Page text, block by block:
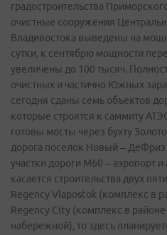
градостроительства
очистные сооружения
Владивостока выведены на
сутки, к сентябрю мощности
увеличены до 100 тысяч.
очистных и частично Южных
сегодня сданы семь объектов
которые строятся к саммиту
готовы мосты через бухту
дорога поселок Новый – Де­Фриз
участки дороги М60 – аэропорт
касается строительства двух
Regency Vlapostok (комплекс в
Regency City (комплекс в
набережной), то здесь